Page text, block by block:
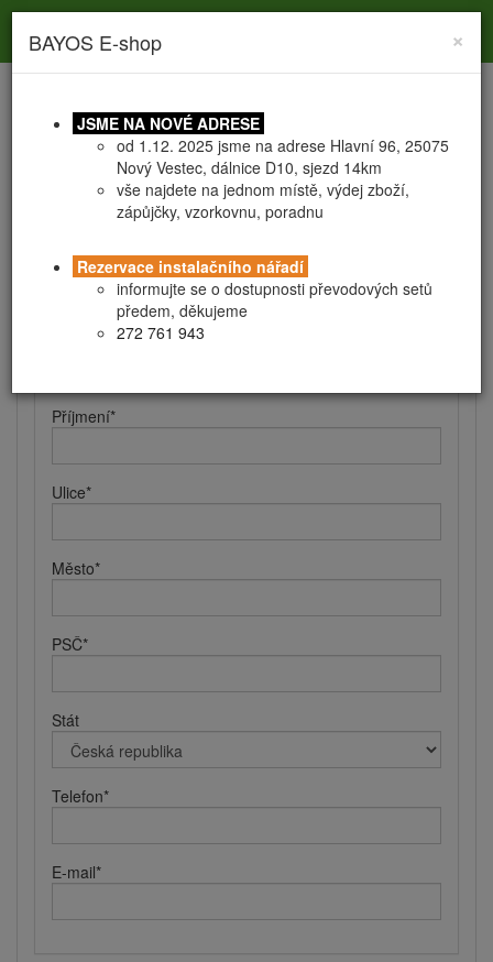
navigation
Registrace
Kontaktní a fakturační údaje
Jméno*
Příjmení*
Ulice*
Město*
PSČ*
Stát
Telefon*
E-mail*
×
BAYOS E-shop
JSME NA NOVÉ ADRESE
od 1.12. 2025 jsme na adrese Hlavní 96, 25075
Nový Vestec, dálnice D10, sjezd 14km
vše najdete na jednom místě, výdej zboží,
zápůjčky, vzorkovnu, poradnu
Rezervace instalačního nářadí
informujte se o dostupnosti převodových setů
předem, děkujeme
272 761 943